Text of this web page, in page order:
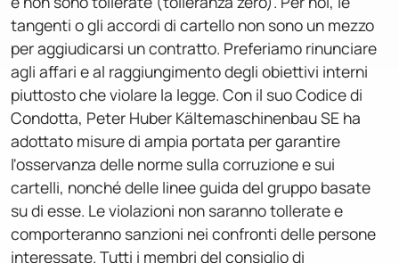
tangenti o gli accordi di cartello non sono un mezzo
per aggiudicarsi un contratto. Preferiamo rinunciare
agli affari e al raggiungimento degli obiettivi interni
piuttosto che violare la legge. Con il suo Codice di
Condotta, Peter Huber Kältemaschinenbau SE ha
adottato misure di ampia portata per garantire
l'osservanza delle norme sulla corruzione e sui
cartelli, nonché delle linee guida del gruppo basate
su di esse. Le violazioni non saranno tollerate e
comporteranno sanzioni nei confronti delle persone
interessate. Tutti i membri del consiglio di